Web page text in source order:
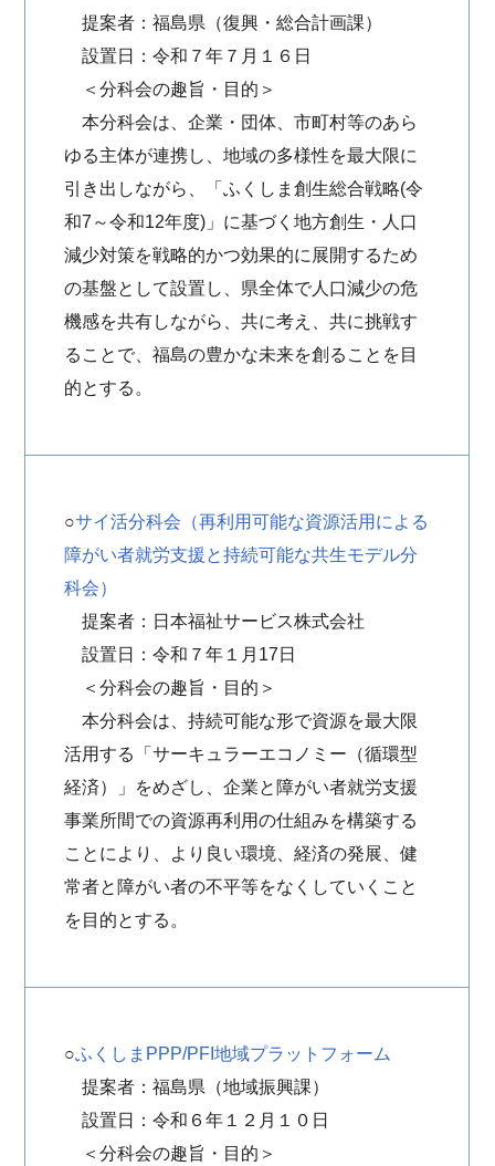
提案者：福島県（復興・総合計画課）
設置日：令和７年７月１６日
＜分科会の趣旨・目的＞
本分科会は、企業・団体、市町村等のあら
ゆる主体が連携し、地域の多様性を最大限に
引き出しながら、「ふくしま創生総合戦略(令
和7～令和12年度)」に基づく地方創生・人口
減少対策を戦略的かつ効果的に展開するため
の基盤として設置し、県全体で人口減少の危
機感を共有しながら、共に考え、共に挑戦す
ることで、福島の豊かな未来を創ることを目
的とする。
○サイ活分科会（再利用可能な資源活用による
障がい者就労支援と持続可能な共生モデル分
科会）
提案者：日本福祉サービス株式会社
設置日：令和７年１月17日
＜分科会の趣旨・目的＞
本分科会は、持続可能な形で資源を最大限
活用する「サーキュラーエコノミー（循環型
経済）」をめざし、企業と障がい者就労支援
事業所間での資源再利用の仕組みを構築する
ことにより、より良い環境、経済の発展、健
常者と障がい者の不平等をなくしていくこと
を目的とする。
○ふくしまPPP/PFI地域プラットフォーム
提案者：福島県（地域振興課）
設置日：令和６年１２月１０日
＜分科会の趣旨・目的＞